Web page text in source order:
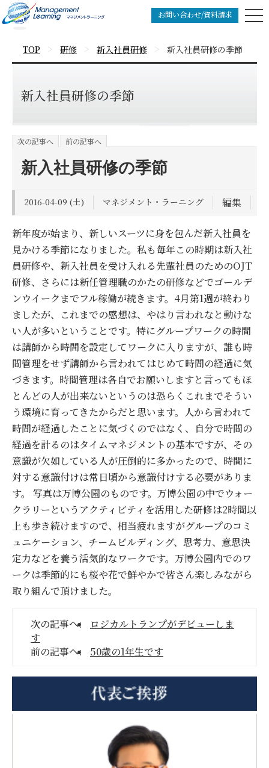
お問い合わせ/資料請求
TOP > 研修 > 新入社員研修 > 新入社員研修の季節
新入社員研修の季節
次の記事へ 前の記事へ
新入社員研修の季節
2016-04-09 (土) マネジメント・ラーニング 編集
新年度が始まり、新しいスーツに身を包んだ新入社員を
見かける季節になりました。私も毎年この時期は新入社
員研修や、新入社員を受け入れる先輩社員のためのOJT
研修、さらには新任管理職のかたの研修などでゴールデ
ンウイークまでフル稼働が続きます。4月第1週が終わり
ましたが、これまでの感想は、やはり言われなと動けな
い人が多いということです。特にグループワークの時間
は講師から時間を設定してワークに入りますが、誰も時
間管理をせず講師から言われてはじめて時間の経過に気
づきます。時間管理は各自でお願いしますと言ってもほ
とんどの人が出来ないというのは恐らくこれまでそうい
う環境に育ってきたからだと思います。人から言われて
時間が経過したことに気づくのではなく、自分で時間の
経過を計るのはタイムマネジメントの基本ですが、その
意識が欠如している人が圧倒的に多かったので、時間に
対する意識付けは常日頃から意識付けする必要がありま
す。 写真は万博公園のものです。万博公園の中でウォー
クラリーというアクティビティを活用した研修は2時間以
上も歩き続けますので、相当疲れますがグループのコミ
ュニケーション、チームビルディング、思考力、意思決
定力などを養う活気的なワークです。万博公園内でのワ
ークは季節的にも桜や花で鮮やかで皆さん楽しみながら
取り組んで頂けました。
次の記事へ:
ロジカルトランプがデビューしま
す
前の記事へ:
50歳の1年生です